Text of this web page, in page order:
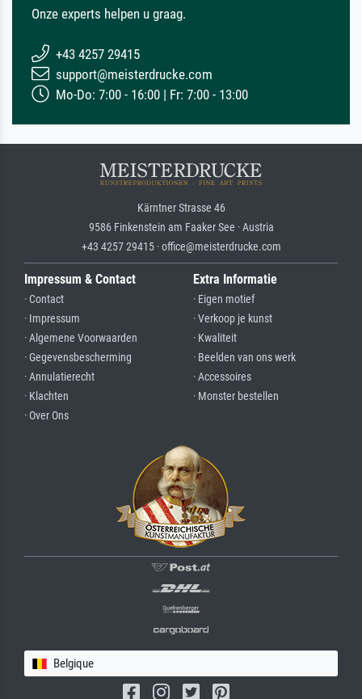
Onze experts helpen u graag.
+43 4257 29415
support@meisterdrucke.com
Mo-Do: 7:00 - 16:00 | Fr: 7:00 - 13:00
Kärntner Strasse 46
9586 Finkenstein am Faaker See · Austria
+43 4257 29415 · office@meisterdrucke.com
Impressum & Contact
· Contact
· Impressum
· Algemene Voorwaarden
· Gegevensbescherming
· Annulatierecht
· Klachten
· Over Ons
Extra Informatie
· Eigen motief
· Verkoop je kunst
· Kwaliteit
· Beelden van ons werk
· Accessoires
· Monster bestellen
Belgique